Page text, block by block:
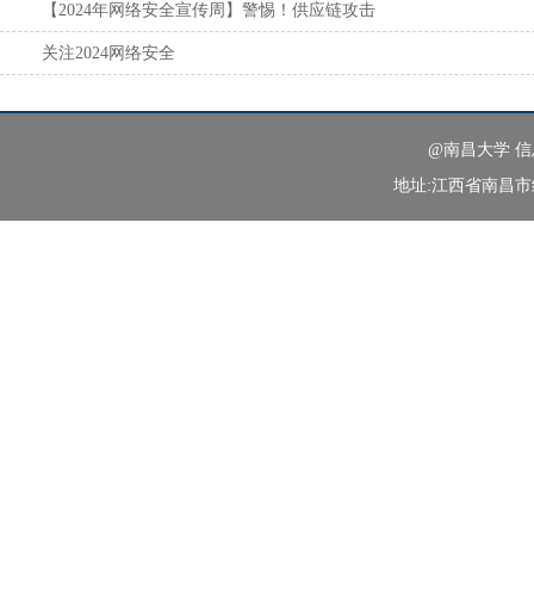
【2024年网络安全宣传周】警惕！供应链攻击
关注2024网络安全
@南昌大学
地址:江西省南昌